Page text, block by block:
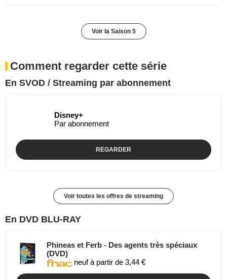
Voir la Saison 5
Comment regarder cette série
En SVOD / Streaming par abonnement
Disney+
Par abonnement
REGARDER
Voir toutes les offres de streaming
En DVD BLU-RAY
Phineas et Ferb - Des agents très spéciaux
(DVD)
neuf à partir de 3,44 €